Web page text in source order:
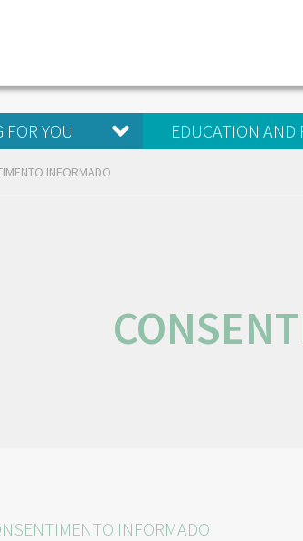
FOR YOU EDUCATION AND
INFORMADO
INFORMADO